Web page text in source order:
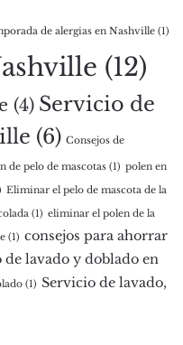
de alergias en Nashville (1)
(12)
(4) Servicio de
(6) Consejos de
de pelo de mascotas (1) polen en
Eliminar el pelo de mascota de la
(1) eliminar el polen de la
(1) consejos para ahorrar
de lavado y doblado en
(1) Servicio de lavado,